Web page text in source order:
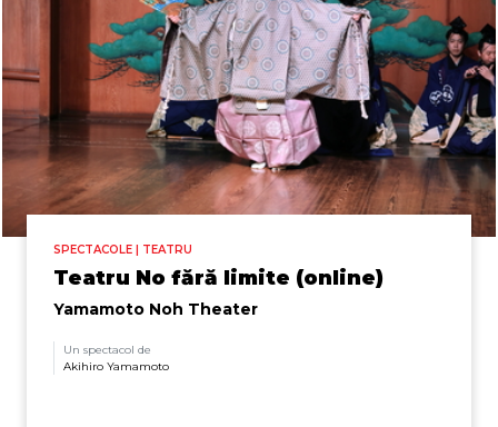
SPECTACOLE | TEATRU
Teatru No fără limite (online)
Yamamoto Noh Theater
Un spectacol de
Akihiro Yamamoto